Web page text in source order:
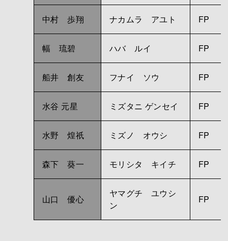
中村 歩翔 ナカムラ アユト FP
幅 琉碧 ハバ ルイ FP
船井 創友 フナイ ソウ FP
水谷 元星 ミズタニ ゲンセイ FP
水野 煌祇 ミズノ オウシ FP
森下 葵一 モリシタ キイチ FP
山口 優心
ヤマグチ ユウシ
ン
FP